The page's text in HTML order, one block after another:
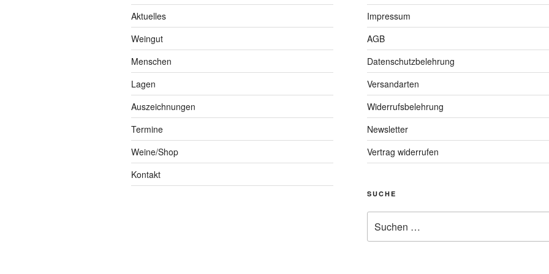
Aktuelles
Weingut
Menschen
Lagen
Auszeichnungen
Termine
Weine/Shop
Kontakt
Impressum
AGB
Datenschutzbelehrung
Versandarten
Widerrufsbelehrung
Newsletter
Vertrag widerrufen
SUCHE
nach: